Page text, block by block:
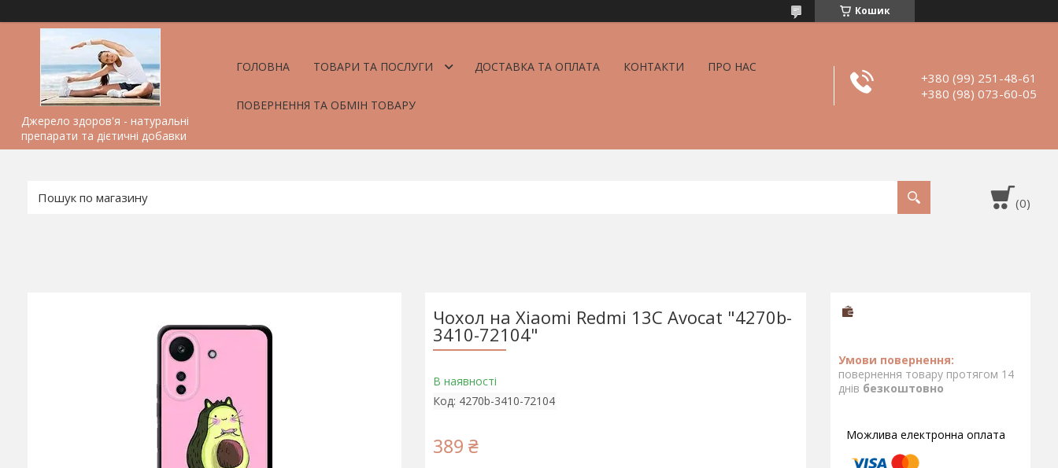
Кошик
Джерело здоров'я - натуральні
препарати та дієтичні добавки
ГОЛОВНА ТОВАРИ ТА ПОСЛУГИ ДОСТАВКА ТА ОПЛАТА КОНТАКТИ ПРО НАС
ПОВЕРНЕННЯ ТА ОБМІН ТОВАРУ
+380 (99) 251-48-61
+380 (98) 073-60-05
Чохол на Xiaomi Redmi 13C Avocat "4270b-
3410-72104"
В наявності
Код: 4270b-3410-72104
389 ₴
повернення товару протягом 14
днів безкоштовно